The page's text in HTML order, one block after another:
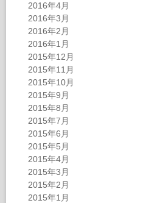
2016年4月
2016年3月
2016年2月
2016年1月
2015年12月
2015年11月
2015年10月
2015年9月
2015年8月
2015年7月
2015年6月
2015年5月
2015年4月
2015年3月
2015年2月
2015年1月